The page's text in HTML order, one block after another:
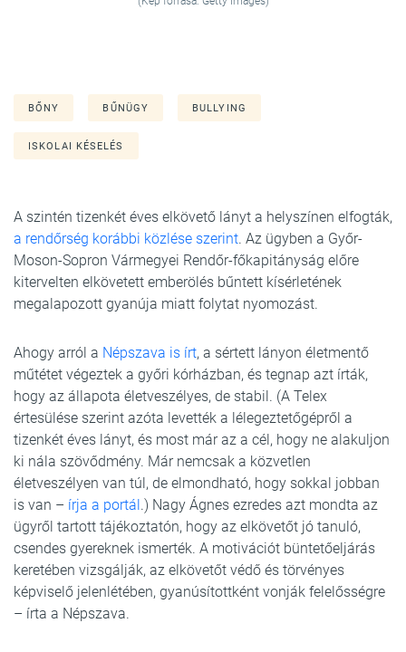
BŐNY BŰNÜGY BULLYING
ISKOLAI KÉSELÉS
A szintén tizenkét éves elkövető lányt a helyszínen elfogták,
a rendőrség korábbi közlése szerint. Az ügyben a Győr-
Moson-Sopron Vármegyei Rendőr-főkapitányság előre
kitervelten elkövetett emberölés bűntett kísérletének
megalapozott gyanúja miatt folytat nyomozást.
Ahogy arról a Népszava is írt, a sértett lányon életmentő
műtétet végeztek a győri kórházban, és tegnap azt írták,
hogy az állapota életveszélyes, de stabil. (A Telex
értesülése szerint azóta levették a lélegeztetőgépről a
tizenkét éves lányt, és most már az a cél, hogy ne alakuljon
ki nála szövődmény. Már nemcsak a közvetlen
életveszélyen van túl, de elmondható, hogy sokkal jobban
is van – írja a portál.) Nagy Ágnes ezredes azt mondta az
ügyről tartott tájékoztatón, hogy az elkövetőt jó tanuló,
csendes gyereknek ismerték. A motivációt büntetőeljárás
keretében vizsgálják, az elkövetőt védő és törvényes
képviselő jelenlétében, gyanúsítottként vonják felelősségre
– írta a Népszava.